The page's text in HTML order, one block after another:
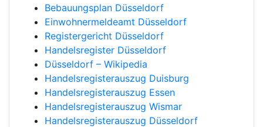
Bebauungsplan Düsseldorf
Einwohnermeldeamt Düsseldorf
Registergericht Düsseldorf
Handelsregister Düsseldorf
Düsseldorf – Wikipedia
Handelsregisterauszug Duisburg
Handelsregisterauszug Essen
Handelsregisterauszug Wismar
Handelsregisterauszug Düsseldorf